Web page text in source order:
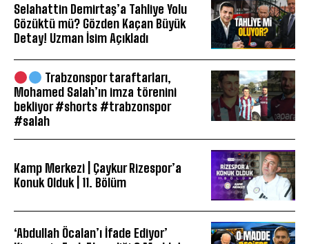
Selahattin Demirtaş’a Tahliye Yolu
Gözüktü mü? Gözden Kaçan Büyük
Detay! Uzman İsim Açıkladı
Trabzonspor taraftarları,
Mohamed Salah’ın imza törenini
bekliyor #shorts #trabzonspor
#salah
Kamp Merkezi | Çaykur Rizespor’a
Konuk Olduk | 11. Bölüm
‘Abdullah Öcalan’ı İfade Ediyor’